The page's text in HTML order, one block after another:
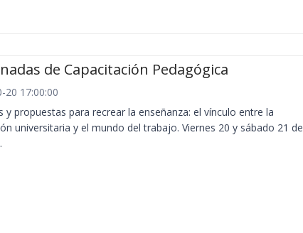
de Capacitación Pedagógica
20 17:00:00
y propuestas para recrear la enseñanza: el vínculo entre la
universitaria y el mundo del trabajo. Viernes 20 y sábado 21 de